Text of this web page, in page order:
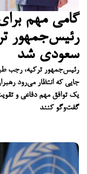
گامی مهم
رئیس‌جمهور
سعودی شد
رئیس‌جمهور ترکیه، رجب
جایی که انتظار می‌رود
یک توافق مهم دفاعی و
گفت‌وگو کنند